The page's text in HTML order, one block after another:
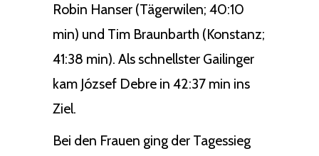
Robin Hanser (Tägerwilen; 40:10
min) und Tim Braunbarth (Konstanz;
41:38 min). Als schnellster Gailinger
kam József Debre in 42:37 min ins
Ziel.
Bei den Frauen ging der Tagessieg